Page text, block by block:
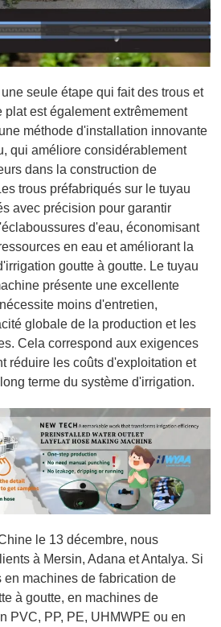
seule étape qui fait des trous et
est également extrêmement
méthode d'installation innovante
qui améliore considérablement
dans la construction de
trous préfabriqués sur le tuyau
avec précision pour garantir
d'eau, économisant
en eau et améliorant la
goutte à goutte. Le tuyau
présente une excellente
moins d'entretien,
globale de la production et les
Cela correspond aux exigences
réduire les coûts d'exploitation et
terme du système d'irrigation.
le 13 décembre, nous
à Mersin, Adana et Antalya. Si
machines de fabrication de
à goutte, en machines de
PVC, PP, PE, UHMWPE ou en